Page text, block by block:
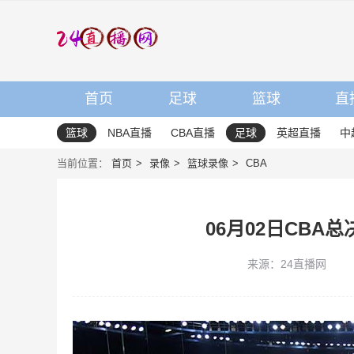
首页 足球 篮球 直
篮球 NBA直播 CBA直播 足球 英超直播 中
当前位置： 首页 录像 篮球录像 CBA
06月02日CBA总
来源：24直播网